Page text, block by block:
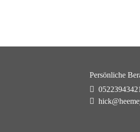
Persönliche
05223943421